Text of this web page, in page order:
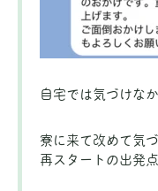
自宅では気づけな
寮に来て改めて気
再スタートの出発